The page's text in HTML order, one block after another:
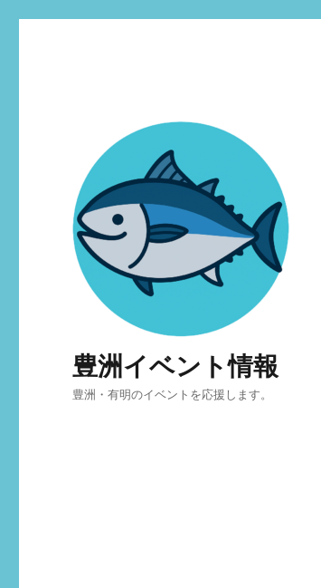
豊洲イベント情報
豊洲・有明のイベントを応援します。